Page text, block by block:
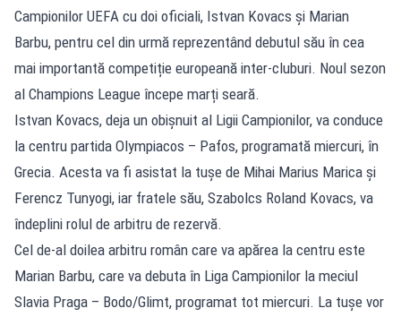
Campionilor UEFA cu doi oficiali, Istvan Kovacs și Marian
Barbu, pentru cel din urmă reprezentând debutul său în cea
mai importantă competiție europeană inter-cluburi. Noul sezon
al Champions League începe marți seară.
Istvan Kovacs, deja un obișnuit al Ligii Campionilor, va conduce
la centru partida Olympiacos – Pafos, programată miercuri, în
Grecia. Acesta va fi asistat la tușe de Mihai Marius Marica și
Ferencz Tunyogi, iar fratele său, Szabolcs Roland Kovacs, va
îndeplini rolul de arbitru de rezervă.
Cel de-al doilea arbitru român care va apărea la centru este
Marian Barbu, care va debuta în Liga Campionilor la meciul
Slavia Praga – Bodo/Glimt, programat tot miercuri. La tușe vor